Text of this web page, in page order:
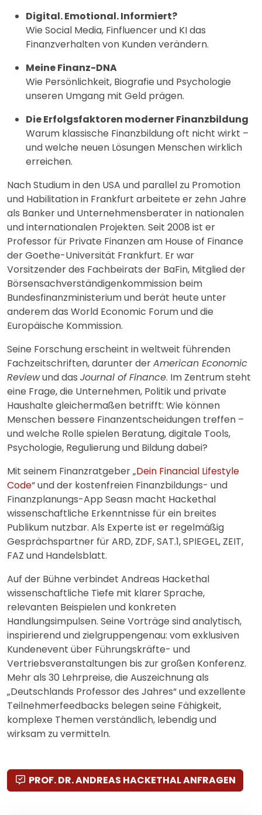
Digital. Emotional. Informiert?
Wie Social Media, Finfluencer und KI das
Finanzverhalten von Kunden verändern.
Meine Finanz-DNA
Wie Persönlichkeit, Biografie und Psychologie
unseren Umgang mit Geld prägen.
Die Erfolgsfaktoren moderner Finanzbildung
Warum klassische Finanzbildung oft nicht wirkt –
und welche neuen Lösungen Menschen wirklich
erreichen.
Nach Studium in den USA und parallel zu Promotion
und Habilitation in Frankfurt arbeitete er zehn Jahre
als Banker und Unternehmensberater in nationalen
und internationalen Projekten. Seit 2008 ist er
Professor für Private Finanzen am House of Finance
der Goethe-Universität Frankfurt. Er war
Vorsitzender des Fachbeirats der BaFin, Mitglied der
Börsensachverständigenkommission beim
Bundesfinanzministerium und berät heute unter
anderem das World Economic Forum und die
Europäische Kommission.
Seine Forschung erscheint in weltweit führenden
Fachzeitschriften, darunter derAmerican Economic
Reviewund das Journal of Finance. Im Zentrum steht
eine Frage, die Unternehmen, Politik und private
Haushalte gleichermaßen betrifft: Wie können
Menschen bessere Finanzentscheidungen treffen –
und welche Rolle spielen Beratung, digitale Tools,
Psychologie, Regulierung und Bildung dabei?
Mit seinem Finanzratgeber „Dein Financial Lifestyle
Code“ und der kostenfreien Finanzbildungs- und
Finanzplanungs-App Seasn macht Hackethal
wissenschaftliche Erkenntnisse für ein breites
Publikum nutzbar. Als Experte ist er regelmäßig
Gesprächspartner für ARD, ZDF, SAT.1, SPIEGEL, ZEIT,
FAZ und Handelsblatt.
Auf der Bühne verbindet Andreas Hackethal
wissenschaftliche Tiefe mit klarer Sprache,
relevanten Beispielen und konkreten
Handlungsimpulsen. Seine Vorträge sind analytisch,
inspirierend und zielgruppengenau: vom exklusiven
Kundenevent über Führungskräfte- und
Vertriebsveranstaltungen bis zur großen Konferenz.
Mehr als 30 Lehrpreise, die Auszeichnung als
„Deutschlands Professor des Jahres“ und exzellente
Teilnehmerfeedbacks belegen seine Fähigkeit,
komplexe Themen verständlich, lebendig und
wirksam zu vermitteln.
PROF. DR. ANDREAS HACKETHAL ANFRAGEN